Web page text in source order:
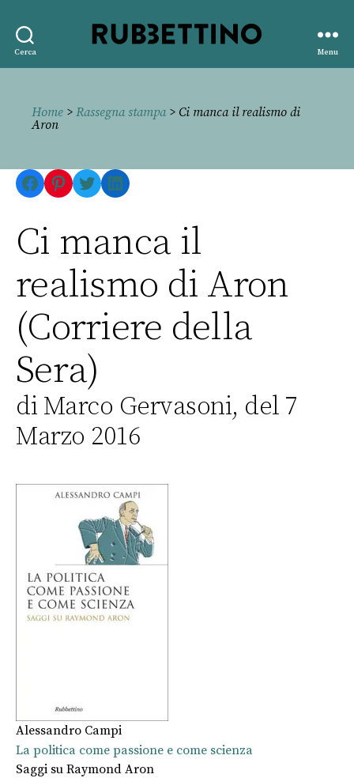
Cerca
editore
Menu
Home > Rassegna stampa> Ci manca il realismo di
Aron
Facebook
Pinterest
TwitterLinkedIn
Ci manca il
realismo di Aron
(Corriere della
Sera)
di Marco Gervasoni, del 7
Marzo 2016
Alessandro Campi
La politica come passione e come scienza
Saggi su Raymond Aron